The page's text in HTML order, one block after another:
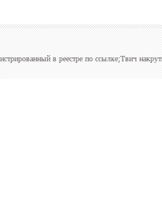
в реестрепо ссылке;Твич